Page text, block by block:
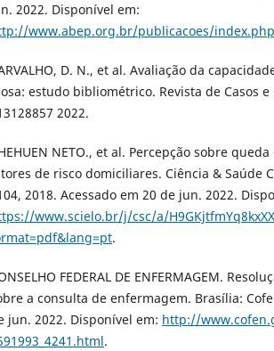
2022. Disponível em:
www.abep.org.br/publicacoes/
D. N., et al. Avaliação da
estudo bibliométrico. Revista de Casos
2022.
NETO., et al. Percepção sobre
de risco domiciliares. Ciência & Saúde
2018. Acessado em 20 de jun. 2022.
www.scielo.br/j/csc/a/
.
FEDERAL DE ENFERMAGEM.
a consulta de enfermagem. Brasília:
jun. 2022. Disponível em: http://
.